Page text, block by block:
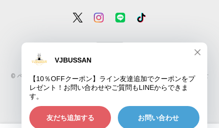
© ベトナムコーヒーの通販なら日本全国配送可能のVJ STOREにおまかせ